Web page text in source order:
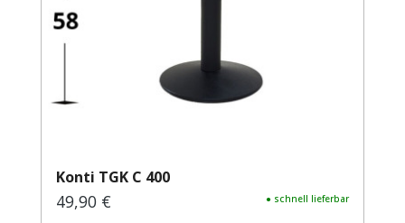
Konti TGK C 400
Regulärer Preis:
49,90 € ● schnell lieferbar